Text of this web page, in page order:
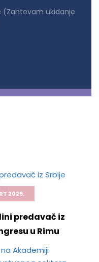
ukidanje
2025.
predavač iz
u Rimu